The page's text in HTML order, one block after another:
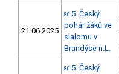
21.06.2025
80 5. Český
pohár žáků ve
slalomu v
Brandýse n.L.
80 5. Český